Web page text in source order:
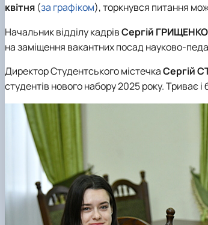
квітня (за графіком), торкнувся питання
Начальник відділу кадрівСергій ГРИЩЕНКО
на заміщення вакантних посад науково-
Директор Студентського містечкаСергій
студентів нового набору 2025 року. Триває і